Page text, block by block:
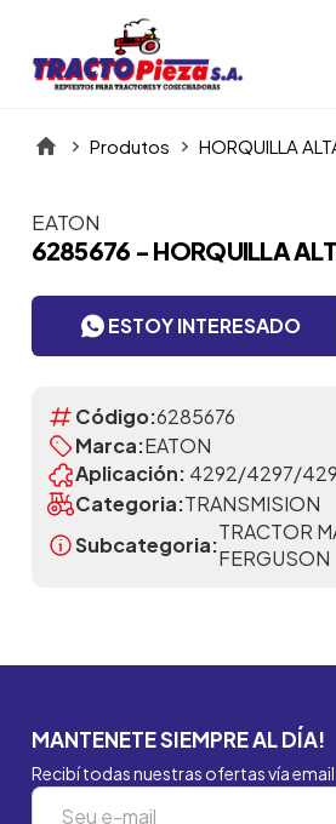
Produtos HORQUILLA
Itens da Galeria
EATON
6285676 - HORQUILLA
ESTOY INTERESADO
Código:6285676
Marca:EATON
Aplicación: 4292/4297/
Categoria:TRANSMISION
Subcategoria:
TRACTOR
FERGUSON
MANTENETE SIEMPRE AL DÍA!
Recibí todas nuestras ofertas vía email